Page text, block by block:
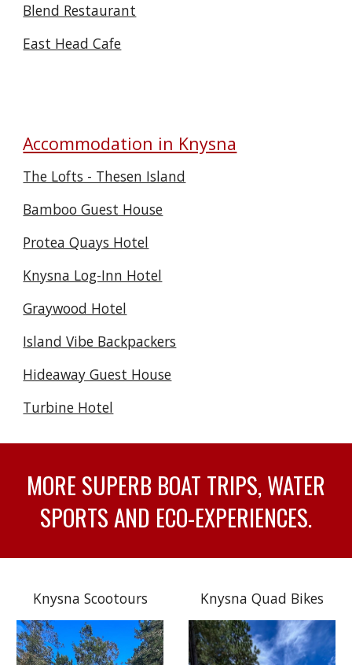
Blend Restaurant
East Head Cafe
Accommodation in Knysna
The Lofts - Thesen Island
Bamboo Guest House
Protea Quays Hotel
Knysna Log-Inn Hotel
Graywood Hotel
Island Vibe Backpackers
Hideaway Guest House
Turbine Hotel
MORE SUPERB BOAT TRIPS, WATER
SPORTS AND ECO-EXPERIENCES.
Knysna Scootours Knysna Quad Bikes